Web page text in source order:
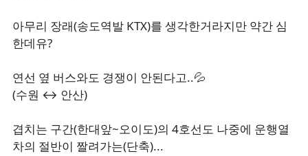
아무리 장래(송도역발 KTX)를 생각한거라지만 약간 심
한데유?
연선 옆 버스와도 경쟁이 안된다고..💦
(수원 ↔️ 안산)
겹치는 구간(한대앞~오이도)의 4호선도 나중에 운행열
차의 절반이 짤려가는(단축)...